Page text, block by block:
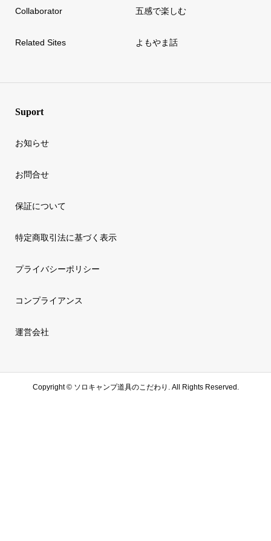
Collaborator
Related Sites
五感で楽しむ
よもやま話
Suport
お知らせ
お問合せ
保証について
特定商取引法に基づく表示
プライバシーポリシー
コンプライアンス
運営会社
Copyright ©ソロキャンプ道具のこだわり. All Rights Reserved.